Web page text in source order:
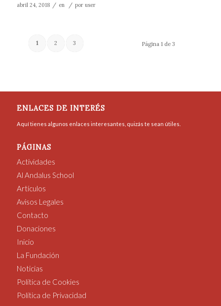
abril 24, 2018 / en / por user
Página 1 de 3
1 2 3
ENLACES DE INTERÉS
Aquí tienes algunos enlaces interesantes, quizás te sean útiles.
PÁGINAS
Actividades
Al Andalus School
Artículos
Avisos Legales
Contacto
Donaciones
Inicio
La Fundación
Noticias
Política de Cookies
Política de Privacidad